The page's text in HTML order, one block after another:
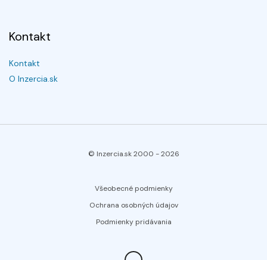
Kontakt
Kontakt
O Inzercia.sk
© Inzercia.sk 2000 -2026
Všeobecné podmienky
Ochrana osobných údajov
Podmienky pridávania